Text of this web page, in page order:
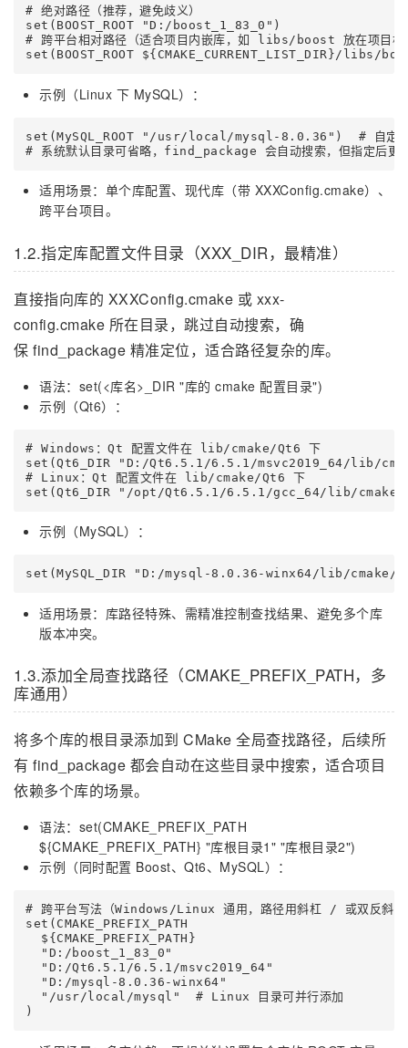
# 绝对路径（推荐，避免歧义）
set(BOOST_ROOT "D:/boost_1_83_0")
# 跨平台相对路径（适合项目内嵌库，如 libs/boost 放在项目根
set(BOOST_ROOT ${CMAKE_CURRENT_LIST_DIR}/libs/
示例（Linux 下 MySQL）：
set(MySQL_ROOT "/usr/local/mysql-8.0.36")  # 自定义
# 系统默认目录可省略，find_package 会自动搜索，但指定后更
适用场景：单个库配置、现代库（带 XXXConfig.cmake）、
跨平台项目。
1.2.指定库配置文件目录（XXX_DIR，最精准）
直接指向库的 XXXConfig.cmake 或 xxx-
config.cmake 所在目录，跳过自动搜索，确
保 find_package 精准定位，适合路径复杂的库。
语法：set(<库名>_DIR "库的 cmake 配置目录")
示例（Qt6）：
# Windows：Qt 配置文件在 lib/cmake/Qt6 下
set(Qt6_DIR "D:/Qt6.5.1/6.5.1/msvc2019_64/lib/
# Linux：Qt 配置文件在 lib/cmake/Qt6 下
set(Qt6_DIR "/opt/Qt6.5.1/6.5.1/gcc_64/lib/cmake/
示例（MySQL）：
set(MySQL_DIR "D:/mysql-8.0.36-winx64/lib/cmake/
适用场景：库路径特殊、需精准控制查找结果、避免多个库
版本冲突。
1.3.添加全局查找路径（CMAKE_PREFIX_PATH，多
库通用）
将多个库的根目录添加到 CMake 全局查找路径，后续所
有 find_package 都会自动在这些目录中搜索，适合项目
依赖多个库的场景。
语法：set(CMAKE_PREFIX_PATH
${CMAKE_PREFIX_PATH} "库根目录1" "库根目录2")
示例（同时配置 Boost、Qt6、MySQL）：
# 跨平台写法（Windows/Linux 通用，路径用斜杠 / 或双反斜
set(CMAKE_PREFIX_PATH
  ${CMAKE_PREFIX_PATH}
  "D:/boost_1_83_0"
  "D:/Qt6.5.1/6.5.1/msvc2019_64"
  "D:/mysql-8.0.36-winx64"
  "/usr/local/mysql"  # Linux 目录可并行添加
)